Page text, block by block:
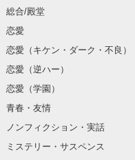
サラサラとした綺麗な黒髪
社交界で圧倒的人気を誇っ
表では甘いマスクを被る彼
空から降ってきたリリィに
国王命令での婚約を申し込む
パーティーの場で、シュ
その隣にはフランソワーズ
（さて……ここまでは物語
フランソワーズ・ベルナー
そして『聖女』として悪
（これですべてが思い通
マドレーヌに貶められて罪
しかし逃亡しようとしたフ
った。
彼はある事情からフランソ
フェーブル王国で、国を
総合/殿堂
恋愛
恋愛（キケン・ダーク・不良）
恋愛（逆ハー）
恋愛（学園）
青春・友情
ノンフィクション・実話
ミステリー・サスペンス